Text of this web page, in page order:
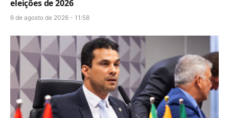
eleições de 2026
6 de agosto de 2026 - 11:58